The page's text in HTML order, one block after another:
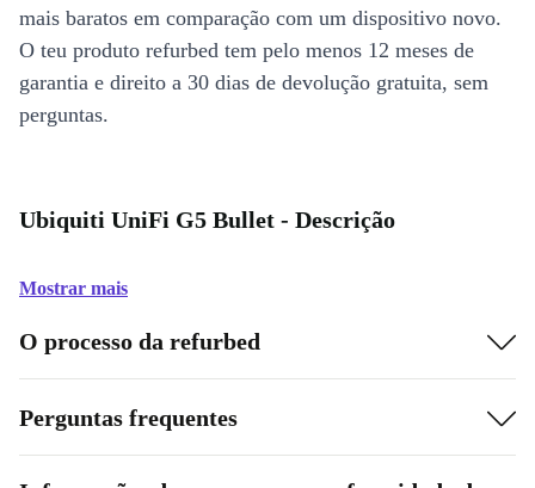
mais baratos em comparação com um dispositivo novo.
O teu produto refurbed tem pelo menos 12 meses de
garantia e direito a 30 dias de devolução gratuita, sem
perguntas.
Ubiquiti UniFi G5 Bullet - Descrição
Mostrar mais
O processo da refurbed
Perguntas frequentes